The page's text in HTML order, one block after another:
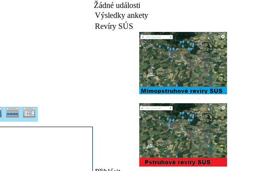
Žádné události
Výsledky ankety
Revíry SÚS